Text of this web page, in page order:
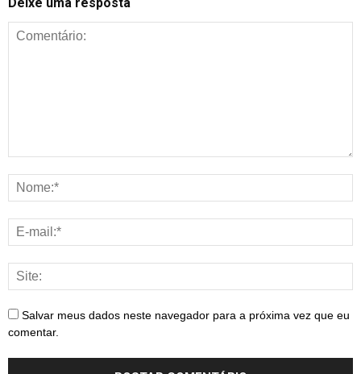
Salvar meus dados neste navegador para a próxima vez que eu
comentar.